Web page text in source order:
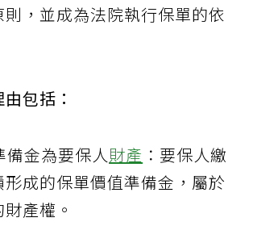
，並成為法院執行保單的依
包括：
備金為要保人財產 ：要保人繳
成的保單價值準備金，屬於
產權。